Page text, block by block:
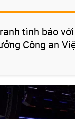
tình báo
Công an